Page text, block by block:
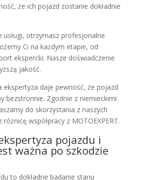
że ich pojazd zostanie dokładnie
usługi, otrzymasz profesjonalne
Ci na każdym etapie, od
ekspercki. Nasze doświadczenie
jakość.
ekspertyza daje pewność, że pojazd
bezstronnie. Zgodnie z niemieckimi
do skorzystania z naszych
różnicę współpracy z MOTOEXPERT.
pojazdu i
ważna po szkodzie
to dokładne badanie stanu